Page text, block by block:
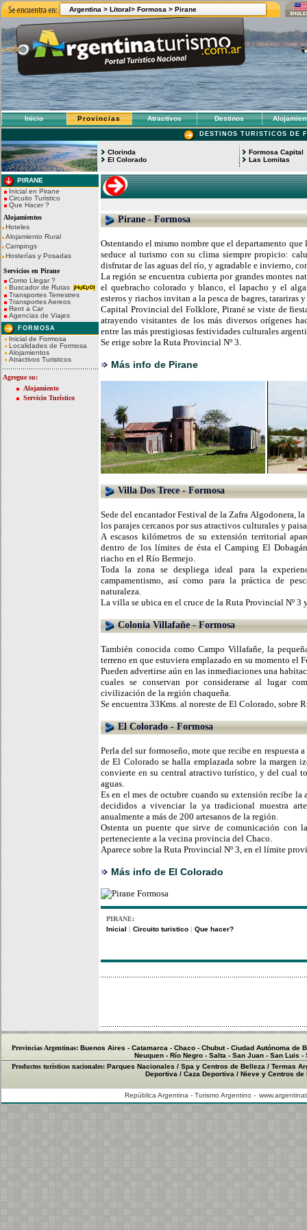
Argentina > Litoral> Formosa > Pirane
Inicio Provincias Atractivos Destinos
DESTINOS TURISTICOS DE
Clorinda
El Colorado
Formosa Capital
Las Lomitas
PIRANE
Inicial en Pirane
Circuito Turistico
Que Hacer ?
Alojamientos
Hoteles
Alojamiento Rural
Campings
Hosterías y Posadas
Servicios en Pirane
Como Llegar ?
Buscador de Rutas
Transportes Terrestres
Transportes Aereos
Rent a Car
Agencias de Viajes
FORMOSA
Inicial de Formosa
Localidades de Formosa
Alojamientos
Atractivos Turisticos
Agregue su:
Alojamiento
Servicio Turístico
Pirane - Formosa
Ostentando el mismo nombre que el departamento
seduce al turismo con su clima siempre propicio:
disfrutar de las aguas del río, y agradable e invierno,
La región se encuentra cubierta por grandes montes
el quebracho colorado y blanco, el lapacho y el
esteros y riachos invitan a la pesca de bagres, tarariras
Capital Provincial del Folklore, Pirané se viste de
atrayendo visitantes de los más diversos orígenes
entre las más prestigiosas festividades culturales
Se erige sobre la Ruta Provincial Nº 3.
Más info de Pirane
Villa Dos Trece - Formosa
Sede del encantador Festival de la Zafra Algodonera,
los parajes cercanos por sus atractivos culturales y
A escasos kilómetros de su extensión territorial
dentro de los límites de ésta el Camping El
riacho en el Río Bermejo.
Toda la zona se despliega ideal para la
campamentismo, así como para la práctica de
naturaleza.
La villa se ubica en el cruce de la Ruta Provincial Nº 3
Colonia Villafañe - Formosa
También conocida como Campo Villafañe, la
terreno en que estuviera emplazado en su momento el
Pueden advertirse aún en las inmediaciones una
cuales se conservan por considerarse al lugar
civilización de la región chaqueña.
Se encuentra 33Kms. al noreste de El Colorado, sobre
El Colorado - Formosa
Perla del sur formoseño, mote que recibe en respuesta
de El Colorado se halla emplazada sobre la margen
convierte en su central atractivo turístico, y del cual
aguas.
Es en el mes de octubre cuando su extensión recibe
decididos a vivenciar la ya tradicional muestra
anualmente a más de 200 artesanos de la región.
Ostenta un puente que sirve de comunicación con
perteneciente a la vecina provincia del Chaco.
Aparece sobre la Ruta Provincial Nº 3, en el límite
Más info de El Colorado
PIRANE:
Inicial
Circuito turistico Que hacer?
Provincias Argentinas: Buenos Aires - Catamarca - Chaco - Chubut- Ciudad Autónoma de
Neuquen - Río Negro - Salta - San Juan - San Luis -
Productos turísticos nacionales: Parques Nacionales / Spa y Centros de Belleza / Termas
Deportiva / Caza Deportiva / Nieve y Centros de
República Argentina - Turismo Argentino -